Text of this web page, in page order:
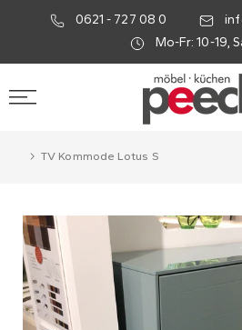
0621 - 727 08 0
Mo-Fr: 10-19,
TV Kommode Lotus S